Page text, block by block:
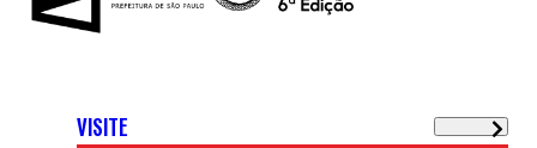
VISITE